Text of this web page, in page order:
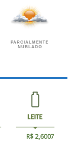
PARCIALMENTE
NUBLADO
R$ 2,6007